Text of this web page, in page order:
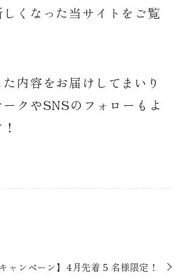
くなった当サイトをご覧
内容をお届けしてまいり
クやSNSのフォローもよ
ャンペーン】4月先着５名様限定！